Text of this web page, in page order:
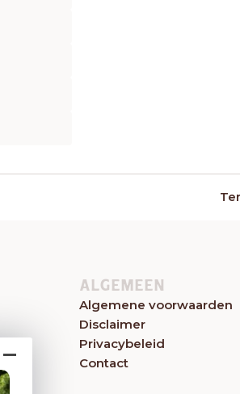
ALGEMEEN
Algemene voorwaarden
Disclaimer
Privacybeleid
Contact